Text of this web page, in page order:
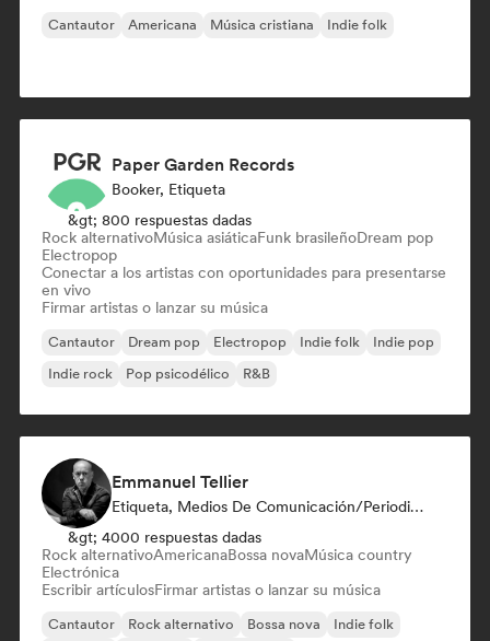
Cantautor Americana Música cristiana Indie folk
Paper Garden Records
Booker, Etiqueta
&gt; 800 respuestas dadas
Rock alternativoMúsica asiáticaFunk brasileñoDream pop
Electropop
Conectar a los artistas con oportunidades para presentarse
en vivo
Firmar artistas o lanzar su música
Cantautor Dream pop Electropop Indie folk
Indie pop
Indie rock
Pop psicodélico R&B
Emmanuel Tellier
Etiqueta, Medios De Comunicación/Periodista
&gt; 4000 respuestas dadas
Rock alternativoAmericanaBossa novaMúsica country
Electrónica
Escribir artículosFirmar artistas o lanzar su música
Cantautor Rock alternativo Bossa nova
Indie folk